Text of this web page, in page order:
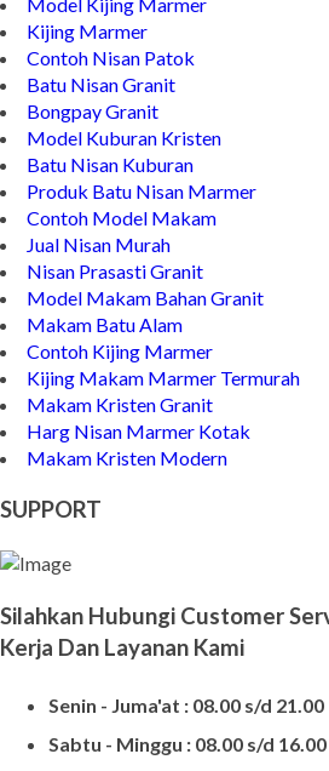
Kijing Marmer
Contoh Nisan Patok
Batu Nisan Granit
Bongpay Granit
Model Kuburan Kristen
Batu Nisan Kuburan
Produk Batu Nisan Marmer
Contoh Model Makam
Jual Nisan Murah
Nisan Prasasti Granit
Model Makam Bahan Granit
Makam Batu Alam
Contoh Kijing Marmer
Kijing Makam Marmer Termurah
Makam Kristen Granit
Harg Nisan Marmer Kotak
Makam Kristen Modern
SUPPORT
Silahkan Hubungi Customer
Kerja Dan Layanan Kami
Senin - Juma'at : 08.00 s/d 21.00
Sabtu - Minggu : 08.00 s/d 16.00